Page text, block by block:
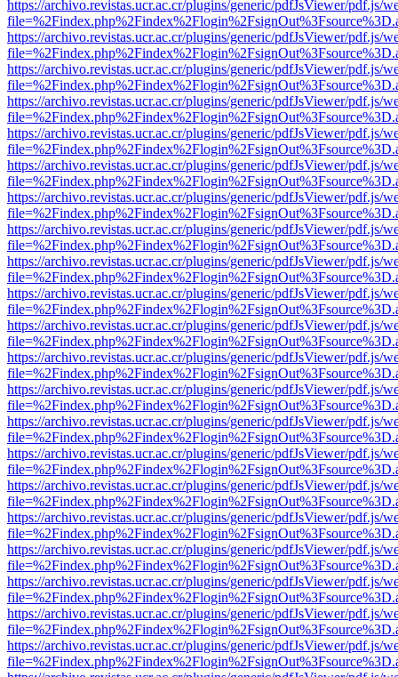
https://archivo.revistas.ucr.ac.cr/plugins/generic/pdfJsViewer/pdf.js/
https://archivo.revistas.ucr.ac.cr/plugins/generic/pdfJsViewer/pdf.js/
https://archivo.revistas.ucr.ac.cr/plugins/generic/pdfJsViewer/pdf.js/
https://archivo.revistas.ucr.ac.cr/plugins/generic/pdfJsViewer/pdf.js/
https://archivo.revistas.ucr.ac.cr/plugins/generic/pdfJsViewer/pdf.js/
https://archivo.revistas.ucr.ac.cr/plugins/generic/pdfJsViewer/pdf.js/
https://archivo.revistas.ucr.ac.cr/plugins/generic/pdfJsViewer/pdf.js/
https://archivo.revistas.ucr.ac.cr/plugins/generic/pdfJsViewer/pdf.js/
https://archivo.revistas.ucr.ac.cr/plugins/generic/pdfJsViewer/pdf.js/
https://archivo.revistas.ucr.ac.cr/plugins/generic/pdfJsViewer/pdf.js/
https://archivo.revistas.ucr.ac.cr/plugins/generic/pdfJsViewer/pdf.js/
https://archivo.revistas.ucr.ac.cr/plugins/generic/pdfJsViewer/pdf.js/
https://archivo.revistas.ucr.ac.cr/plugins/generic/pdfJsViewer/pdf.js/
https://archivo.revistas.ucr.ac.cr/plugins/generic/pdfJsViewer/pdf.js/
https://archivo.revistas.ucr.ac.cr/plugins/generic/pdfJsViewer/pdf.js/
https://archivo.revistas.ucr.ac.cr/plugins/generic/pdfJsViewer/pdf.js/
https://archivo.revistas.ucr.ac.cr/plugins/generic/pdfJsViewer/pdf.js/
https://archivo.revistas.ucr.ac.cr/plugins/generic/pdfJsViewer/pdf.js/
https://archivo.revistas.ucr.ac.cr/plugins/generic/pdfJsViewer/pdf.js/
https://archivo.revistas.ucr.ac.cr/plugins/generic/pdfJsViewer/pdf.js/
https://archivo.revistas.ucr.ac.cr/plugins/generic/pdfJsViewer/pdf.js/